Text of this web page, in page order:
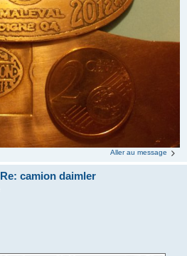
Aller au message
Re: camion daimler